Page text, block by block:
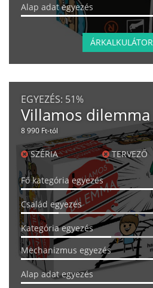
Alap adat egyezés
ÁRKALKULÁTOR
EGYEZÉS: 51%
Villamos dilemma
8 990 Ft-tól
SZÉRIA TERVEZŐ
Fő kategória egyezés
Család egyezés
Kategória egyezés
Mechanizmus egyezés
Alap adat egyezés